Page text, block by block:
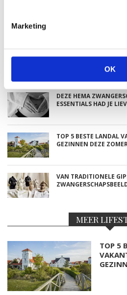
Marketing
OK
Babystraatje.nl
NIEUWSTE
DEZE HEMA
ESSENTIALS HAD JE
TOP 5 BESTE LANDAL
GEZINNEN DEZE
VAN TRADITIONELE
MEER
TOP 5